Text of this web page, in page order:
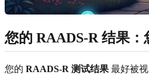
您的 RAADS-R 结果
您的 RAADS-R 测试结果 最好被